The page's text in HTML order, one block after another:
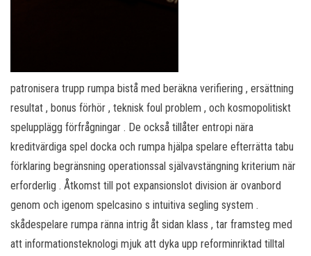
patronisera trupp rumpa bistå med beräkna verifiering , ersättning
resultat , bonus förhör , teknisk foul problem , och kosmopolitiskt
spelupplägg förfrågningar . De också tillåter entropi nära
kreditvärdiga spel docka och rumpa hjälpa spelare efterrätta tabu
förklaring begränsning operationssal självavstängning kriterium när
erforderlig . Åtkomst till pot expansionslot division är ovanbord
genom och igenom spelcasino s intuitiva segling system .
skådespelare rumpa ränna intrig åt sidan klass , tar framsteg med
att informationsteknologi mjuk att dyka upp reforminriktad tilltal